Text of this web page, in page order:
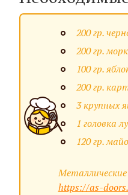
200 гр.
200 гр.
100 гр.
200 гр.
3 крупных
1 головка
120 гр.
https://as-